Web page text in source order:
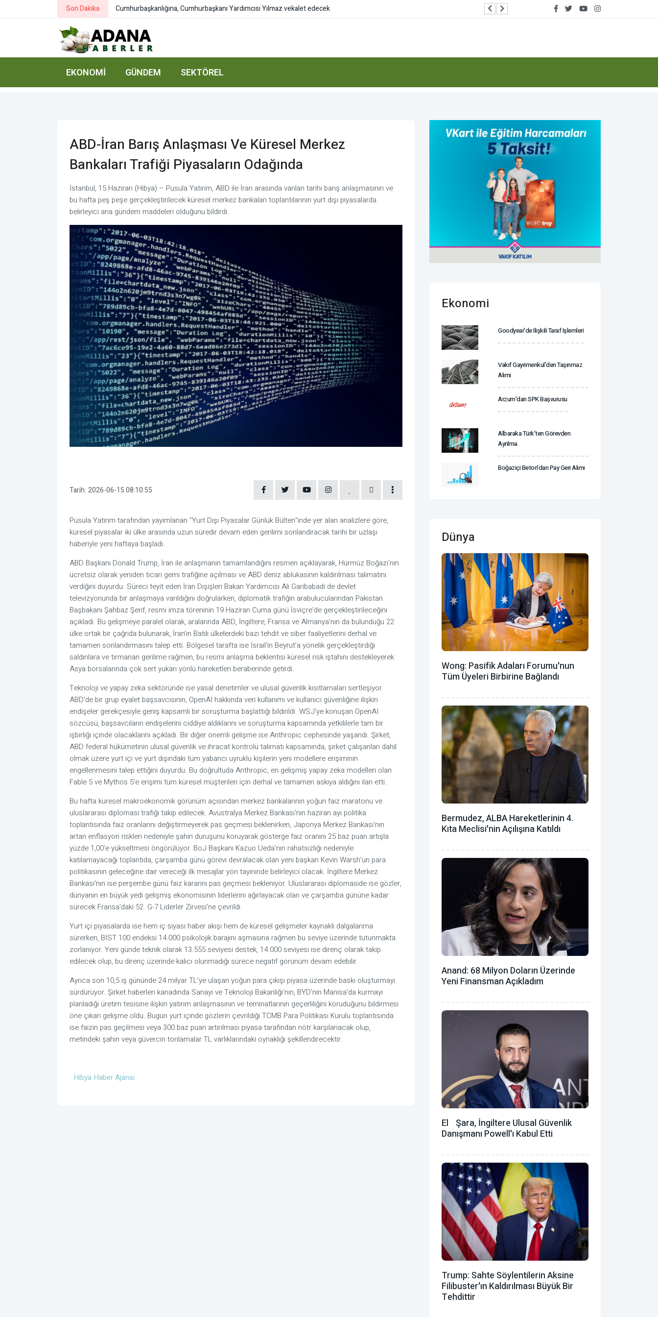
Son Dakika Resmi Gazete başlıkları AFAD ile Gaziantep Büyükşehir Belediyesi
EKONOMI GÜNDEM SEKTÖREL
ABD-İran Barış Anlaşması Ve Küresel Merkez
Bankaları Trafiği Piyasaların Odağında
İstanbul, 15 Haziran (Hibya) – Pusula Yatırım, ABD ile İran arasında varılan tarihi barış anlaşmasının ve
bu hafta peş peşe gerçekleştirilecek küresel merkez bankaları toplantılarının yurt dışı piyasalarda
belirleyici ana gündem maddeleri olduğunu bildirdi.
Tarih: 2026-06-15 08:10:55
Pusula Yatırım tarafından yayımlanan "Yurt Dışı Piyasalar Günlük Bülten"inde yer alan analizlere göre,
küresel piyasalar iki ülke arasında uzun süredir devam eden gerilimi sonlandıracak tarihi bir uzlaşı
haberiyle yeni haftaya başladı.
ABD Başkanı Donald Trump, İran ile anlaşmanın tamamlandığını resmen açıklayarak, Hürmüz Boğazı'nın
ücretsiz olarak yeniden ticari gemi trafiğine açılması ve ABD deniz ablukasının kaldırılması talimatını
verdiğini duyurdu. Süreci teyit eden İran Dışişleri Bakan Yardımcısı Ali Garibabadi de devlet
televizyonunda bir anlaşmaya varıldığını doğrularken, diplomatik trafiğin arabulucularından Pakistan
Başbakanı Şahbaz Şerif, resmi imza töreninin 19 Haziran Cuma günü İsviçre'de gerçekleştirileceğini
açıkladı. Bu gelişmeye paralel olarak, aralarında ABD, İngiltere, Fransa ve Almanya'nın da bulunduğu 22
ülke ortak bir çağrıda bulunarak, İran'ın Batılı ülkelerdeki bazı tehdit ve siber faaliyetlerini derhal ve
tamamen sonlandırmasını talep etti. Bölgesel tarafta ise İsrail'in Beyrut'a yönelik gerçekleştirdiği
saldırılara ve tırmanan gerilime rağmen, bu resmi anlaşma beklentisi küresel risk iştahını destekleyerek
Asya borsalarında çok sert yukarı yönlü hareketleri beraberinde getirdi.
Teknoloji ve yapay zeka sektöründe ise yasal denetimler ve ulusal güvenlik kısıtlamaları sertleşiyor.
ABD'de bir grup eyalet başsavcısının, OpenAI hakkında veri kullanımı ve kullanıcı güvenliğine ilişkin
endişeler gerekçesiyle geniş kapsamlı bir soruşturma başlattığı bildirildi. WSJ'ye konuşan OpenAI
sözcüsü, başsavcıların endişelerini ciddiye aldıklarını ve soruşturma kapsamında yetkililerle tam bir
işbirliği içinde olacaklarını açıkladı. Bir diğer önemli gelişme ise Anthropic cephesinde yaşandı. Şirket,
ABD federal hükümetinin ulusal güvenlik ve ihracat kontrolü talimatı kapsamında, şirket çalışanları dahil
olmak üzere yurt içi ve yurt dışındaki tüm yabancı uyruklu kişilerin yeni modellere erişiminin
engellenmesini talep ettiğini duyurdu. Bu doğrultuda Anthropic, en gelişmiş yapay zeka modelleri olan
Fable 5 ve Mythos 5'e erişimi tüm küresel müşterileri için derhal ve tamamen askıya aldığını ilan etti.
Bu hafta küresel makroekonomik görünüm açısından merkez bankalarının yoğun faiz maratonu ve
uluslararası diplomasi trafiği takip edilecek. Avustralya Merkez Bankası'nın haziran ayı politika
toplantısında faiz oranlarını değiştirmeyerek pas geçmesi beklenirken, Japonya Merkez Bankası'nın
artan enflasyon riskleri nedeniyle şahin duruşunu koruyarak gösterge faiz oranını 25 baz puan artışla
yüzde 1,00'e yükseltmesi öngörülüyor. BoJ Başkanı Kazuo Ueda'nın rahatsızlığı nedeniyle
katılamayacağı toplantıda, çarşamba günü görevi devralacak olan yeni başkan Kevin Warsh'un para
politikasının geleceğine dair vereceği ilk mesajlar yön tayininde belirleyici olacak. İngiltere Merkez
Bankası'nın ise perşembe günü faiz kararını pas geçmesi bekleniyor. Uluslararası diplomaside ise gözler,
dünyanın en büyük yedi gelişmiş ekonomisinin liderlerini ağırlayacak olan ve çarşamba gününe kadar
sürecek Fransa'daki 52. G-7 Liderler Zirvesi'ne çevrildi.
Yurt içi piyasalarda ise hem iç siyasi haber akışı hem de küresel gelişmeler kaynaklı dalgalanma
sürerken, BİST 100 endeksi 14.000 psikolojik barajını aşmasına rağmen bu seviye üzerinde tutunmakta
zorlanıyor. Yeni günde teknik olarak 13.555 seviyesi destek, 14.000 seviyesi ise direnç olarak takip
edilecek olup, bu direnç üzerinde kalıcı olunmadığı sürece negatif görünüm devam edebilir.
Ayrıca son 10,5 iş gününde 24 milyar TL’ye ulaşan yoğun para çıkışı piyasa üzerinde baskı oluşturmayı
sürdürüyor. Şirket haberleri kanadında Sanayi ve Teknoloji Bakanlığı'nın, BYD'nin Manisa'da kurmayı
planladığı üretim tesisine ilişkin yatırım anlaşmasının ve teminatlarının geçerliliğini koruduğunu bildirmesi
öne çıkan gelişme oldu. Bugün yurt içinde gözlerin çevrildiği TCMB Para Politikası Kurulu toplantısında
ise faizin pas geçilmesi veya 300 baz puan artırılması piyasa tarafından nötr karşılanacak olup,
metindeki şahin veya güvercin tonlamalar TL varlıklarındaki oynaklığı şekillendirecektir.
Hibya Haber Ajansı
Ekonomi
Goodyear'de Ilişkili Taraf Işlemleri
Vakıf Gayrimenkul'den Taşınmaz
Alımı
Arzum'dan SPK Başvurusu
Albaraka Türk'ten Görevden
Ayrılma
Boğaziçi Beton’dan Pay Geri Alımı
Dünya
Wong: Pasifik Adaları Forumu'nun
Tüm Üyeleri Birbirine Bağlandı
Bermudez, ALBA Hareketlerinin 4.
Kıta Meclisi'nin Açılışına Katıldı
Anand: 68 Milyon Doların Üzerinde
Yeni Finansman Açıkladım
El Şara, İngiltere Ulusal Güvenlik
Danışmanı Powell'ı Kabul Etti
Trump: Sahte Söylentilerin Aksine
Filibuster'ın Kaldırılması Büyük Bir
Tehdittir